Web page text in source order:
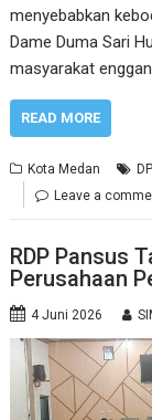
menyebabkan
Dame Duma Sari
masyarakat
READ MORE
Kota Medan
Leave a
RDP Pansus
Perusahaan
4 Juni 2026